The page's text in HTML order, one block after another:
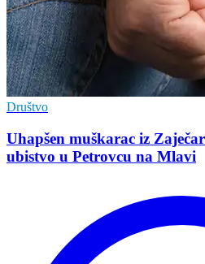
Društvo
Uhapšen muškarac iz
ubistvo u Petrovcu na Mlavi